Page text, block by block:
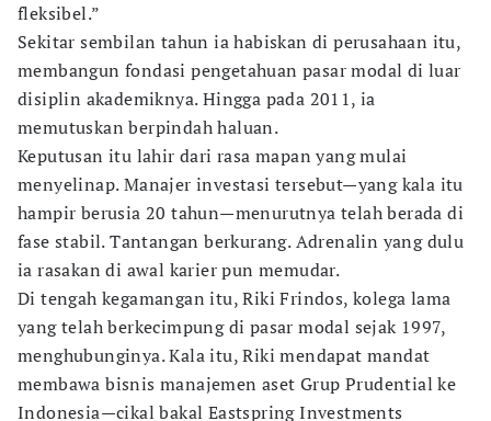
fleksibel.”
Sekitar sembilan tahun ia habiskan di perusahaan itu,
membangun fondasi pengetahuan pasar modal di luar
disiplin akademiknya. Hingga pada 2011, ia
memutuskan berpindah haluan.
Keputusan itu lahir dari rasa mapan yang mulai
menyelinap. Manajer investasi tersebut—yang kala itu
hampir berusia 20 tahun—menurutnya telah berada di
fase stabil. Tantangan berkurang. Adrenalin yang dulu
ia rasakan di awal karier pun memudar.
Di tengah kegamangan itu, Riki Frindos, kolega lama
yang telah berkecimpung di pasar modal sejak 1997,
menghubunginya. Kala itu, Riki mendapat mandat
membawa bisnis manajemen aset Grup Prudential ke
Indonesia—cikal bakal Eastspring Investments